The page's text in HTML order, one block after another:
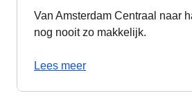
Van Amsterdam Centraal naar
nog nooit zo makkelijk.
Lees meer